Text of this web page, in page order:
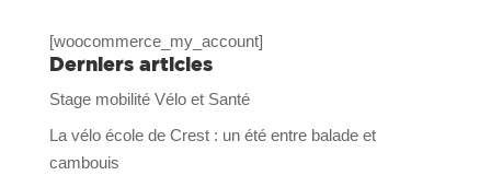
[woocommerce_my_account]
Derniers articles
Stage mobilité Vélo et Santé
La vélo école de Crest : un été entre balade et
cambouis